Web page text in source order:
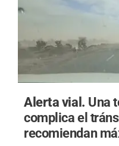
Alerta vial. Una
complica el
recomiendan